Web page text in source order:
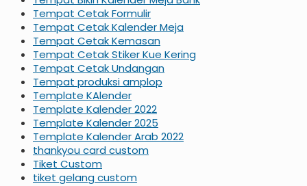
Tempat Cetak Formulir
Tempat Cetak Kalender Meja
Tempat Cetak Kemasan
Tempat Cetak Stiker Kue Kering
Tempat Cetak Undangan
Tempat produksi amplop
Template KAlender
Template Kalender 2022
Template Kalender 2025
Template Kalender Arab 2022
thankyou card custom
Tiket Custom
tiket gelang custom